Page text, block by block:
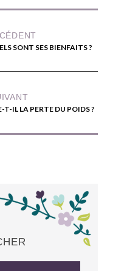
SONT SES BIENFAITS ?
IL LA PERTE DU POIDS ?